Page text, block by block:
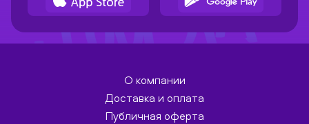
О компании
Доставка и оплата
Публичная оферта